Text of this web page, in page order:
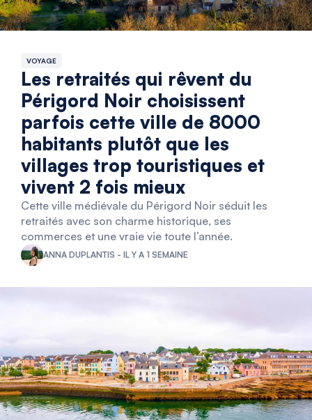
VOYAGE
Les retraités qui rêvent du
Périgord Noir choisissent
parfois cette ville de 8000
habitants plutôt que les
villages trop touristiques et
vivent 2 fois mieux
Cette ville médiévale du Périgord Noir séduit les
retraités avec son charme historique, ses
commerces et une vraie vie toute l’année.
ANNA DUPLANTIS - IL Y A 1 SEMAINE